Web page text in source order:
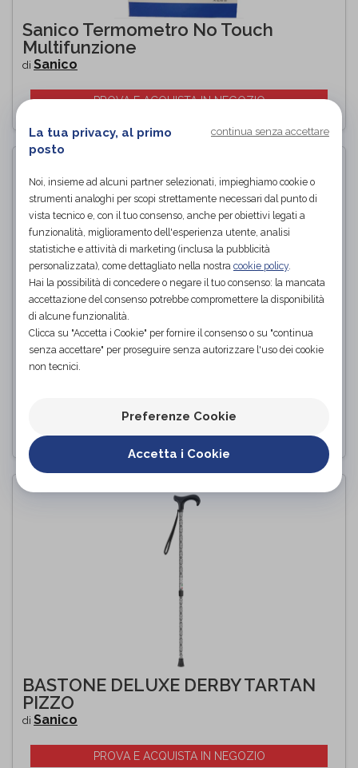
Sanico Termometro No Touch
Multifunzione
di Sanico
PROVA E ACQUISTA IN NEGOZIO
Puntale 19MM Bastone Deluxe
MQ497
BASTONE DELUXE DERBY TARTAN
PIZZO
di Sanico
PROVA E ACQUISTA IN NEGOZIO
La tua privacy, al primo
posto
continua senza accettare
Noi, insieme ad alcuni partner selezionati, impieghiamo cookie o
strumenti analoghi per scopi strettamente necessari dal punto di
vista tecnico e, con il tuo consenso, anche per obiettivi legati a
funzionalità, miglioramento dell'esperienza utente, analisi
statistiche e attività di marketing (inclusa la pubblicità
personalizzata), come dettagliato nella nostra cookie policy.
Hai la possibilità di concedere o negare il tuo consenso: la mancata
accettazione del consenso potrebbe compromettere la disponibilità
di alcune funzionalità.
Clicca su "Accetta i Cookie" per fornire il consenso o su "continua
senza accettare" per proseguire senza autorizzare l'uso dei cookie
non tecnici.
Preferenze Cookie
Accetta i Cookie